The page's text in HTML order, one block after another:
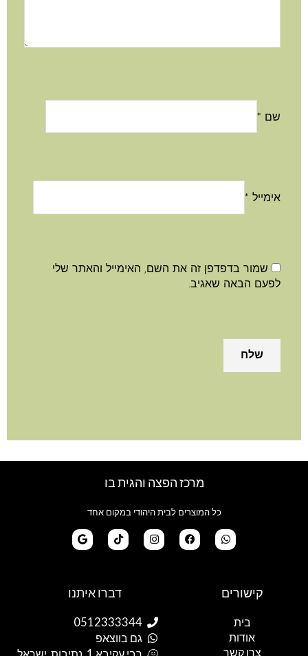
שם *
אימייל *
שמור בדפדפן זה את השם, האימייל והאתר שלי
לפעם הבאה שאגיב.
מרכז הפצה והגית בו
כל המוצרים לבית היהודי במקום אחד
a
p
a
g
r
a
k
o
k
o
l
e
קישורים
בית
אודות
צרו קשר
דברו איתנו
0512333344
גם בווצאפ
רבי עקיבא 1, נתיבות, ישראל